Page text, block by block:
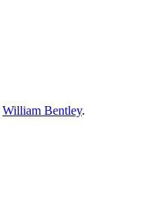
William Bentley.